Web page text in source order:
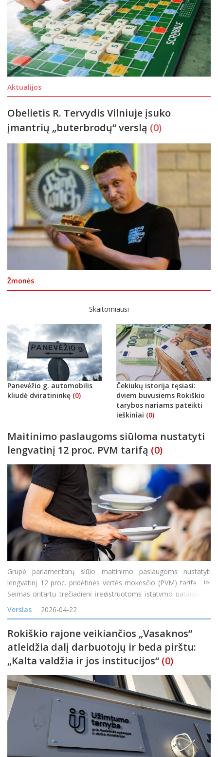
Aktualijos
Obelietis R. Tervydis Vilniuje įsuko
įmantrių „buterbrodų“ verslą (0)
Žmonės
Skaitomiausi
Panevėžio g. automobilis
kliudė dviratininkę (0)
Čekiukų istorija tęsiasi:
dviem buvusiems Rokiškio
tarybos nariams pateikti
ieškiniai (0)
Maitinimo paslaugoms siūloma nustatyti
lengvatinį 12 proc. PVM tarifą (0)
Grupė parlamentarų siūlo maitinimo paslaugoms nustatyti
lengvatinį 12 proc. pridėtinės vertės mokesčio (PVM) tarifą. Jei
Seimas pritartų trečiadienį įregistruotoms įstatymo pataisoms,
tokia lengvata būtų taikoma „restoranų, kavinių ir panašių
Verslas 2026-04-22
Rokiškio rajone veikiančios „Vasaknos“
atleidžia dalį darbuotojų ir beda pirštu:
„Kalta valdžia ir jos institucijos“ (0)